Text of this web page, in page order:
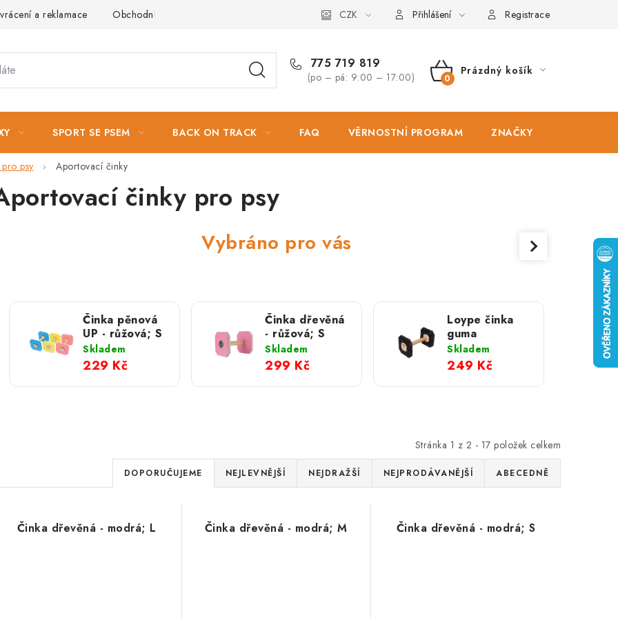
a reklamace Obchodní podmínky Podmínky ochrany osobních údajů Zásady použivání souboru cookies
CZK Přihlášení Registrace
775 719 819
(po – pá: 9:00 – 17:00)
NÁKUPNÍ
Prázdný košík
SPORT SE PSEM BACK ON TRACK FAQ VĚRNOSTNÍ PROGRAM ZNAČKY
psy Aportovací činky
činky pro psy
Vybráno pro vás
Činka pěnová
UP - růžová; S
Skladem
229 Kč
Činka dřevěná
- růžová; S
Skladem
299 Kč
Loype činka
guma
Skladem
249 Kč
Stránka 1 z 2 - 17 položek celkem
Ř
a
z
DOPORUČUJEME NEJLEVNĚJŠÍ NEJDRAŽŠÍ NEJPRODÁVANĚJŠÍ ABECEDNĚ
Činka dřevěná - modrá; L Činka dřevěná - modrá; M Činka dřevěná - modrá; S